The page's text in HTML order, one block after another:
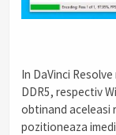
In DaVinci
DDR5, respectiv
obtinand aceleasi
pozitioneaza